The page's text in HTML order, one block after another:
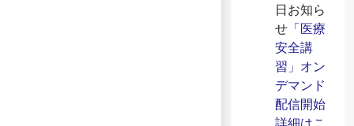
日お知ら
せ 「医療
安全講
習」オン
デマンド
配信開始